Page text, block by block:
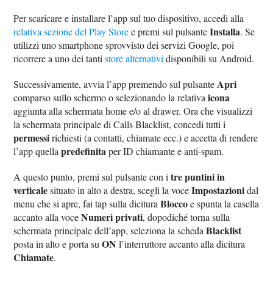
Per scaricare e installare l’app sul tuo dispositivo, accedi alla
relativa sezione del Play Storee premi sul pulsanteInstalla. Se
utilizzi uno smartphone sprovvisto dei servizi Google, poi
ricorrere a uno dei tantistore alternatividisponibili su Android.
Successivamente, avvia l’app premendo sul pulsanteApri
comparso sullo schermo o selezionando la relativaicona
aggiunta alla schermata home e/o al drawer. Ora che visualizzi
la schermata principale di Calls Blacklist, concedi tutti i
permessirichiesti (a contatti, chiamate ecc.) e accetta di rendere
l’app quellapredefinitaper ID chiamante e anti-spam.
A questo punto, premi sul pulsante con itre puntini in
verticalesituato in alto a destra, scegli la voceImpostazionidal
menu che si apre, fai tap sulla dicituraBloccoe spunta la casella
accanto alla voceNumeri privati, dopodiché torna sulla
schermata principale dell’app, seleziona la schedaBlacklist
posta in alto e porta suON l’interruttore accanto alla dicitura
Chiamate.